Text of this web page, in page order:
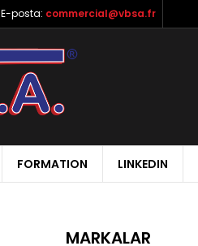
E-posta: commercial@vbsa.fr
FORMATION LINKEDIN
MARKALAR